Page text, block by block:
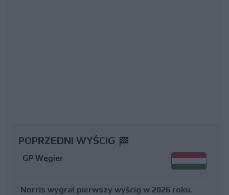
POPRZEDNI WYŚCIG
GP Węgier
Norris wygrał pierwszy wyścig w 2026 roku.